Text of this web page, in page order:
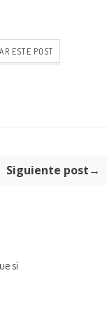
ESTE POST
Siguiente post→
sí